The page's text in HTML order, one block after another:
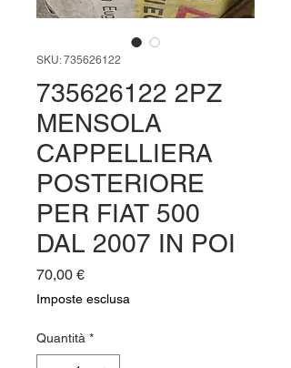
SKU: 735626122
735626122 2PZ
MENSOLA
CAPPELLIERA
POSTERIORE
PER FIAT 500
DAL 2007 IN POI
70,00 €Prezzo
Imposte esclusa
Quantità *